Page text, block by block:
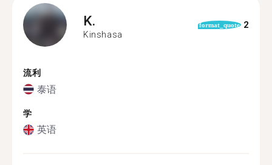
K.
Kinshasa
format_quote 2
流利
泰语
学
英语